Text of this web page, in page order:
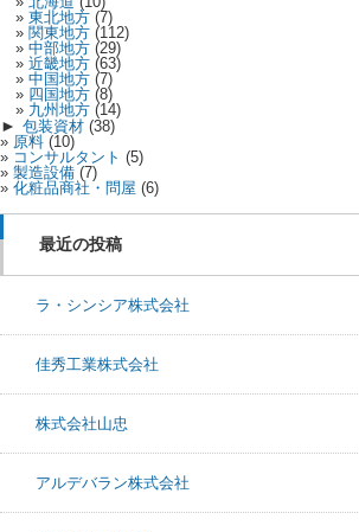
東北地方 (7)
関東地方 (112)
中部地方 (29)
近畿地方 (63)
中国地方 (7)
四国地方 (8)
九州地方 (14)
► 包装資材 (38)
原料 (10)
コンサルタント (5)
製造設備 (7)
化粧品商社・問屋 (6)
最近の投稿
ラ・シンシア株式会社
佳秀工業株式会社
株式会社山忠
アルデバラン株式会社